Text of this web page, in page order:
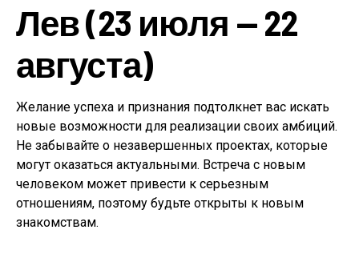
Лев (23 июля — 22
августа)
Желание успеха и признания подтолкнет вас искать
новые возможности для реализации своих амбиций.
Не забывайте о незавершенных проектах, которые
могут оказаться актуальными. Встреча с новым
человеком может привести к серьезным
отношениям, поэтому будьте открыты к новым
знакомствам.